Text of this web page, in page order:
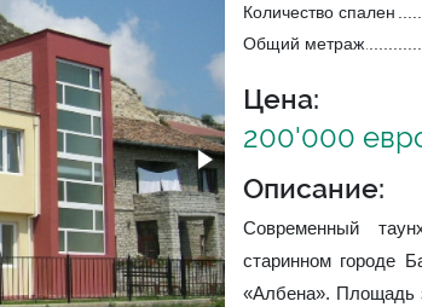
Количество спален
Общий метраж
Цена:
200'000
Описание:
Современный
старинном городе
«Албена». Площадь